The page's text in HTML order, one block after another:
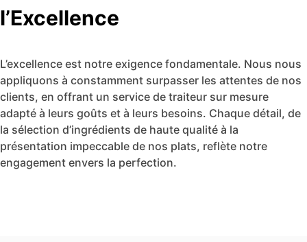
l’Excellence
L’excellence est notre exigence fondamentale. Nous nous
appliquons à constamment surpasser les attentes de nos
clients, en offrant un service de traiteur sur mesure
adapté à leurs goûts et à leurs besoins. Chaque détail, de
la sélection d’ingrédients de haute qualité à la
présentation impeccable de nos plats, reflète notre
engagement envers la perfection.